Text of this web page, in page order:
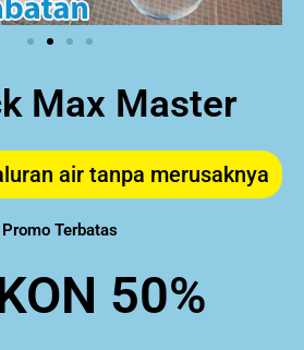
Max Master
air tanpa merusaknya
Promo Terbatas
50%